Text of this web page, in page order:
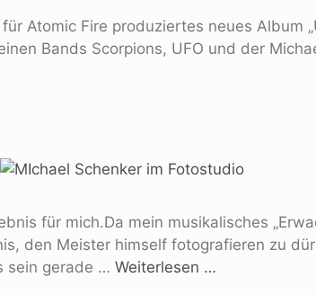
Atomic Fire produziertes neues Album
Bands Scorpions, UFO und der
für mich.Da mein musikalisches
den Meister himself fotografieren zu
sein gerade … Weiterlesen …